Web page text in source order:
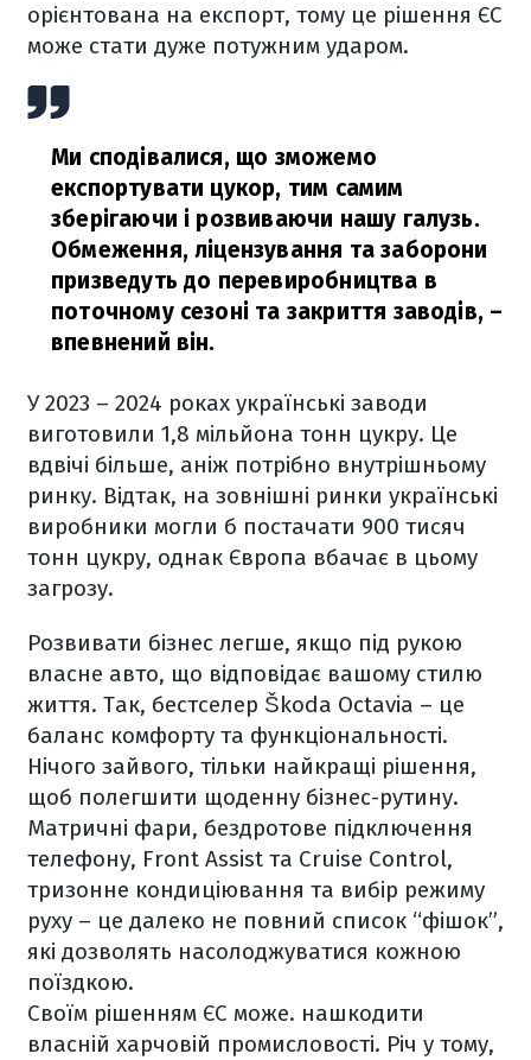
орієнтована на експорт, тому це рішення ЄС
може стати дуже потужним ударом.
Ми сподівалися, що зможемо
експортувати цукор, тим самим
зберігаючи і розвиваючи нашу галузь.
Обмеження, ліцензування та заборони
призведуть до перевиробництва в
поточному сезоні та закриття заводів, –
впевнений він.
У 2023 – 2024 роках українські заводи
виготовили 1,8 мільйона тонн цукру. Це
вдвічі більше, аніж потрібно внутрішньому
ринку. Відтак, на зовнішні ринки українські
виробники могли б постачати 900 тисяч
тонн цукру, однак Європа вбачає в цьому
загрозу.
Розвивати бізнес легше, якщо під рукою
власне авто, що відповідає вашому стилю
життя. Так, бестселер Škoda Octavia – це
баланс комфорту та функціональності.
Нічого зайвого, тільки найкращі рішення,
щоб полегшити щоденну бізнес-рутину.
Матричні фари, бездротове підключення
телефону, Front Assist та Cruise Control,
тризонне кондиціювання та вибір режиму
руху – це далеко не повний список “фішок”,
які дозволять насолоджуватися кожною
поїздкою.
Своїм рішенням ЄС може. нашкодити
власній харчовій промисловості. Річ у тому,